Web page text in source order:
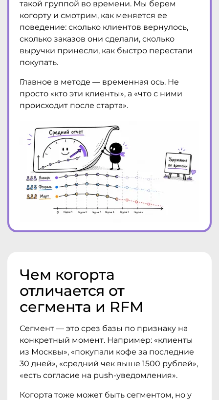
такой группой во времени. Мы берем
когорту и смотрим, как меняется ее
поведение: сколько клиентов вернулось,
сколько заказов они сделали, сколько
выручки принесли, как быстро перестали
покупать.
Главное в методе — временная ось. Не
просто «кто эти клиенты», а «что с ними
происходит после старта».
Чем когорта
отличается от
сегмента и RFM
Сегмент — это срез базы по признаку на
конкретный момент. Например: «клиенты
из Москвы», «покупали кофе за последние
30 дней», «средний чек выше 1500 рублей»,
«есть согласие на push-уведомления».
Когорта тоже может быть сегментом, но у